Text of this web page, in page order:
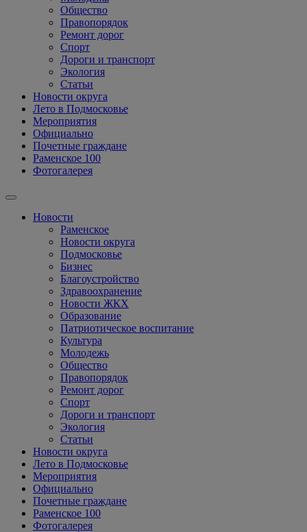
Общество
Правопорядок
Ремонт дорог
Спорт
Дороги и транспорт
Экология
Статьи
Новости округа
Лето в Подмосковье
Мероприятия
Официально
Почетные граждане
Раменское 100
Фотогалерея
Новости
Раменское
Новости округа
Подмосковье
Бизнес
Благоустройство
Здравоохранение
Новости ЖКХ
Образование
Патриотическое воспитание
Культура
Молодежь
Общество
Правопорядок
Ремонт дорог
Спорт
Дороги и транспорт
Экология
Статьи
Новости округа
Лето в Подмосковье
Мероприятия
Официально
Почетные граждане
Раменское 100
Фотогалерея